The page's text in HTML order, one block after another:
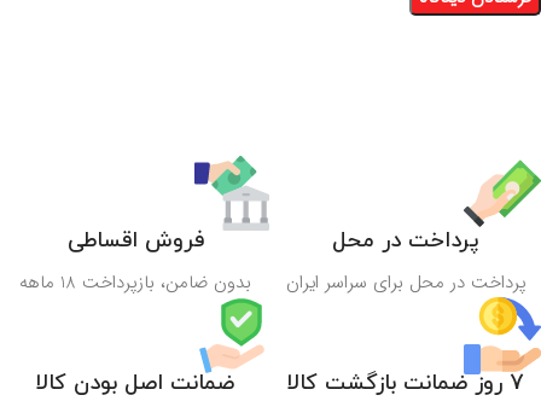
پرداخت در محل
پرداخت در محل برای سراسر ایران
فروش اقساطی
بدون ضامن، بازپرداخت 18 ماهه
7 روز ضمانت بازگشت کالا ضمانت اصل بودن کالا